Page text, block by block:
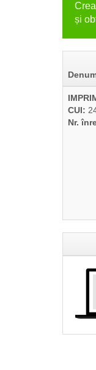
și
CUI:
Nr.